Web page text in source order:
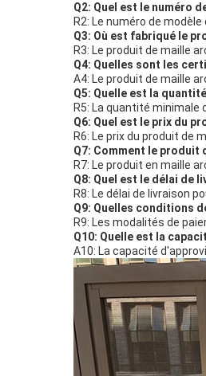
Q2: Quel est le numéro
R2: Le numéro de
Q3: Où est fabriqué le
R3: Le produit de maille
Q4: Quelles sont les
A4: Le produit de maille
Q5: Quelle est la
R5: La quantité
Q6: Quel est le prix du
R6: Le prix du produit
Q7: Comment le
R7: Le produit en maille
Q8: Quel est le délai de
R8: Le délai de livraison
Q9: Quelles conditions
R9: Les modalités de
Q10: Quelle est la
A10: La capacité